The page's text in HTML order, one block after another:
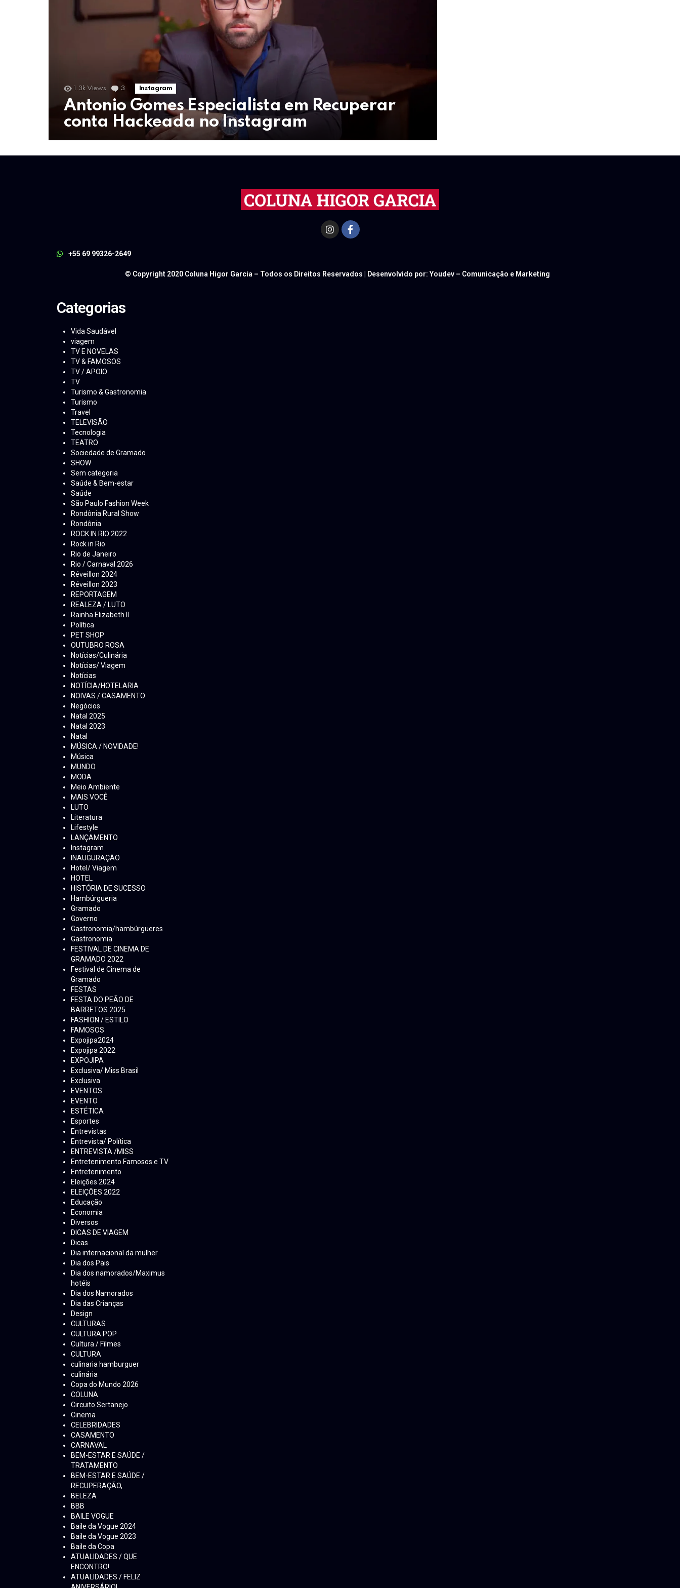
1.3k Views 3 Comments
Instagram
Antonio Gomes Especialista em Recuperar
conta Hackeada no Instagram
+55 69 99326-2649
© Copyright 2020 Coluna Higor Garcia – Todos os Direitos Reservados | Desenvolvido por: Youdev – Comunicação e Marketing
Categorias
Vida Saudável
viagem
TV E NOVELAS
TV & FAMOSOS
TV / APOIO
TV
Turismo & Gastronomia
Turismo
Travel
TELEVISÃO
Tecnologia
TEATRO
Sociedade de Gramado
SHOW
Sem categoria
Saúde & Bem-estar
Saúde
São Paulo Fashion Week
Rondônia Rural Show
Rondônia
ROCK IN RIO 2022
Rock in Rio
Rio de Janeiro
Rio / Carnaval 2026
Réveillon 2024
Réveillon 2023
REPORTAGEM
REALEZA / LUTO
Rainha Elizabeth ll
Política
PET SHOP
OUTUBRO ROSA
Notícias/Culinária
Notícias/ Viagem
Notícias
NOTÍCIA/HOTELARIA
NOIVAS / CASAMENTO
Negócios
Natal 2025
Natal 2023
Natal
MÚSICA / NOVIDADE!
Música
MUNDO
MODA
Meio Ambiente
MAIS VOCÊ
LUTO
Literatura
Lifestyle
LANÇAMENTO
Instagram
INAUGURAÇÃO
Hotel/ Viagem
HOTEL
HISTÓRIA DE SUCESSO
Hambúrgueria
Gramado
Governo
Gastronomia/hambúrgueres
Gastronomia
FESTIVAL DE CINEMA DE
GRAMADO 2022
Festival de Cinema de
Gramado
FESTAS
FESTA DO PEÃO DE
BARRETOS 2025
FASHION / ESTILO
FAMOSOS
Expojipa2024
Expojipa 2022
EXPOJIPA
Exclusiva/ Miss Brasil
Exclusiva
EVENTOS
EVENTO
ESTÉTICA
Esportes
Entrevistas
Entrevista/ Política
ENTREVISTA /MISS
Entretenimento Famosos e TV
Entretenimento
Eleições 2024
ELEIÇÕES 2022
Educação
Economia
Diversos
DICAS DE VIAGEM
Dicas
Dia internacional da mulher
Dia dos Pais
Dia dos namorados/Maximus
hotéis
Dia dos Namorados
Dia das Crianças
Design
CULTURAS
CULTURA POP
Cultura / Filmes
CULTURA
culinaria hamburguer
culinária
Copa do Mundo 2026
COLUNA
Circuito Sertanejo
Cinema
CELEBRIDADES
CASAMENTO
CARNAVAL
BEM-ESTAR E SAÚDE /
TRATAMENTO
BEM-ESTAR E SAÚDE /
RECUPERAÇÃO,
BELEZA
BBB
BAILE VOGUE
Baile da Vogue 2024
Baile da Vogue 2023
Baile da Copa
ATUALIDADES / QUE
ENCONTRO!
ATUALIDADES / FELIZ